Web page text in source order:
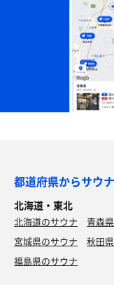
都道府県からサウ
北海道・東北
北海道のサウナ 青森
宮城県のサウナ
秋田
福島県のサウナ